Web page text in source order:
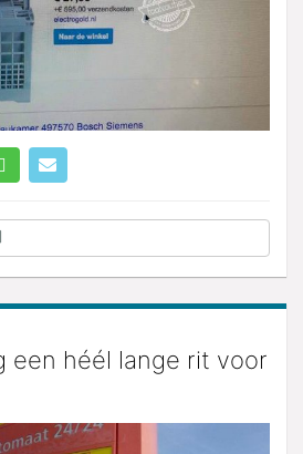
een héél lange rit voor